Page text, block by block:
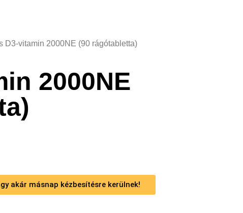
D3-vitamin 2000NE (90 rágótabletta)
2000NE
akár másnap kézbesítésre kerülnek!